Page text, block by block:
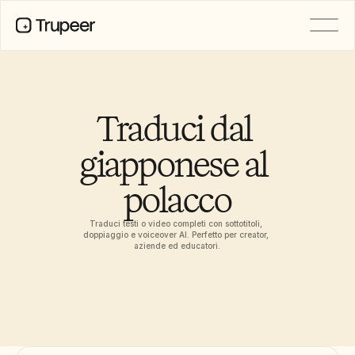
Traduci dal
giapponese al
polacco
Traduci testi o video completi con sottotitoli,
doppiaggio e voiceover AI. Perfetto per creator,
aziende ed educatori.
Base di conoscenza
Kit del marchio
Pagine condivise
Registrazione dello schermo AI